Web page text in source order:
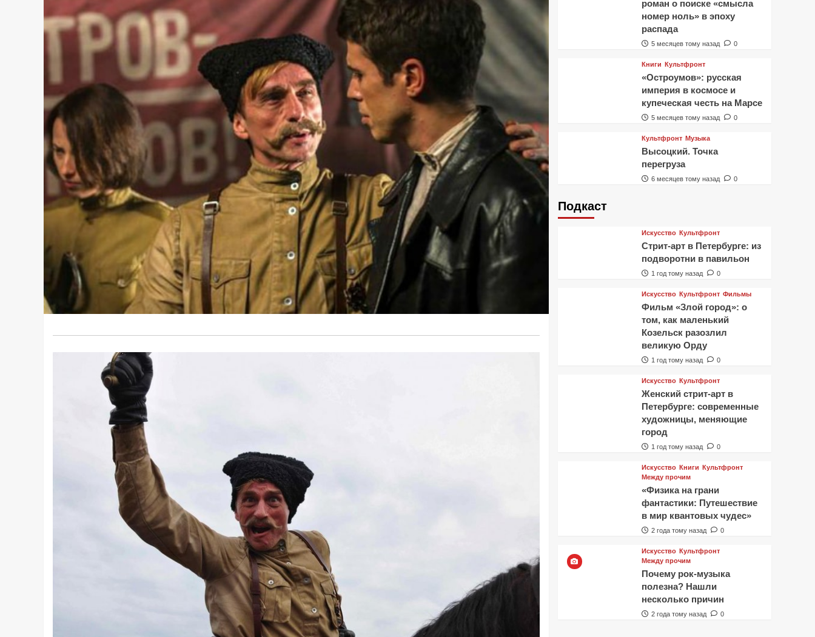
роман о поиске «смысла
номер ноль» в эпоху
распада
5 месяцев тому назад 0
Книги Культфронт
«Остроумов»: русская
империя в космосе и
купеческая честь на Марсе
5 месяцев тому назад 0
Культфронт Музыка
Высоцкий. Точка
перегруза
6 месяцев тому назад 0
Подкаст
Искусство Культфронт
Стрит-арт в Петербурге: из
подворотни в павильон
1 год тому назад 0
Искусство Культфронт Фильмы
Фильм «Злой город»: о
том, как маленький
Козельск разозлил
великую Орду
1 год тому назад 0
Искусство Культфронт
Женский стрит-арт в
Петербурге: современные
художницы, меняющие
город
1 год тому назад 0
Искусство Книги Культфронт
Между прочим
«Физика на грани
фантастики: Путешествие
в мир квантовых чудес»
2 года тому назад 0
Искусство Культфронт
Между прочим
Почему рок-музыка
полезна? Нашли
несколько причин
2 года тому назад 0